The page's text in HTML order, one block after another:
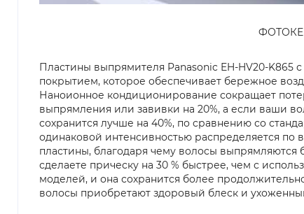
Пластины выпрямителя Panasonic EH-HV20-K865
покрытием, которое обеспечивает бережное
Наноионное кондиционирование сокращает
выпрямления или завивки на 20%, а если ваши
сохранится лучше на 40%, по сравнению со
одинаковой интенсивностью распределяется по
пластины, благодаря чему волосы
сделаете прическу на 30 % быстрее, чем с
моделей, и она сохранится более
волосы приобретают здоровый блеск и